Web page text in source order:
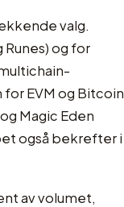
valg.
og for
EVM og Bitcoin
Magic Eden
også bekrefter i
av volumet,